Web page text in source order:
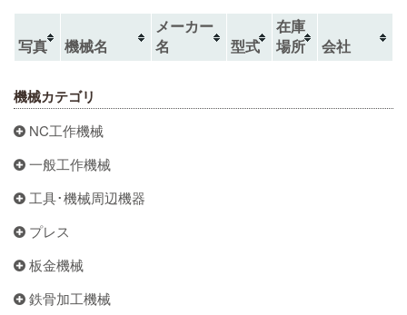
写真 機械名
メーカー
名
型式
在庫
場所
会社
機械カテゴリ
NC工作機械
一般工作機械
工具･機械周辺機器
プレス
板金機械
鉄骨加工機械